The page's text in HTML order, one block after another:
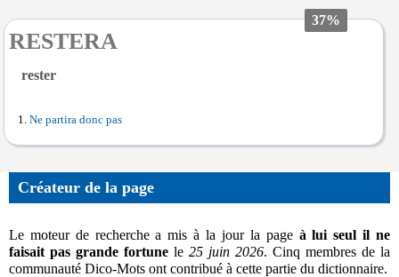
37%
RESTERA
rester
Ne partira donc pas
Créateur de la page
Le moteur de recherche a mis à la jour la page à lui seul il ne
faisait pas grande fortune le 25 juin 2026. Cinq membres de la
communauté Dico-Mots ont contribué à cette partie du dictionnaire.